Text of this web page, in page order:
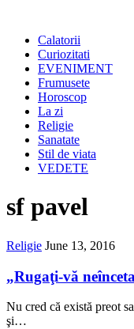
Calatorii
Curiozitati
EVENIMENT
Frumusete
Horoscop
La zi
Religie
Sanatate
Stil de viata
VEDETE
sf pavel
Religie June 13, 2016
„Rugaţi-vă
Nu cred că există preot
şi…